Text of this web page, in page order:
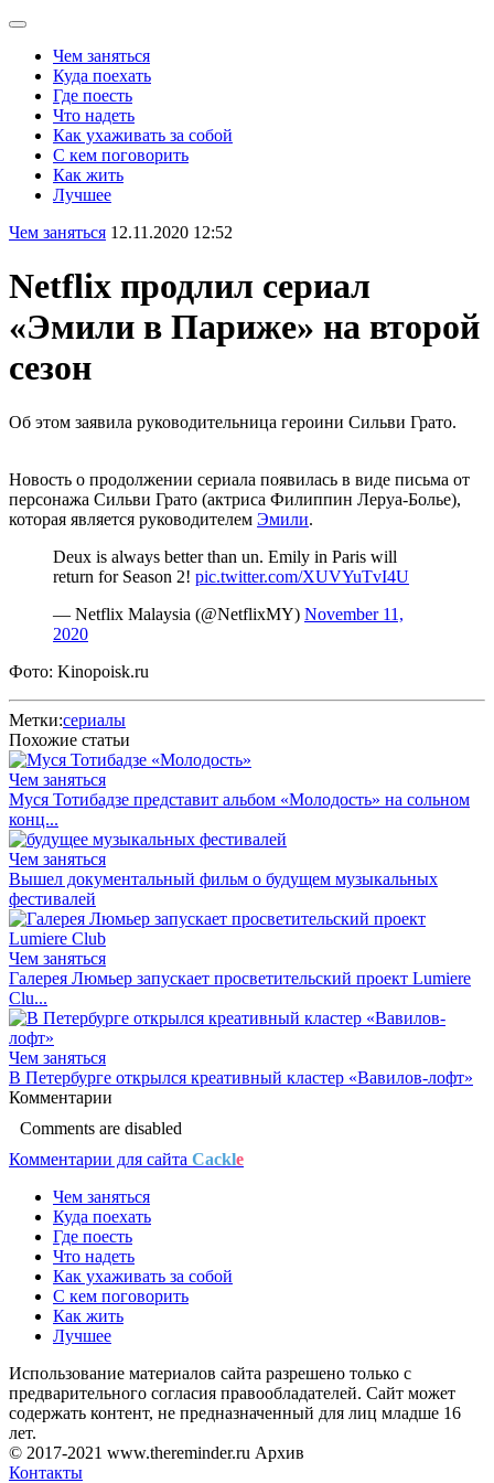
Чем заняться
Куда поехать
Где поесть
Что надеть
Как ухаживать за собой
С кем поговорить
Как жить
Лучшее
Чем заняться 12.11.2020 12:52
Netflix продлил сериал
«Эмили в Париже» на второй
сезон
Об этом заявила руководительница героини Сильви Грато.
Новость о продолжении сериала появилась в виде письма от
персонажа Сильви Грато (актриса Филиппин Леруа-Болье),
которая является руководителем Эмили.
Deux is always better than un. Emily in Paris will
return for Season 2! pic.twitter.com/XUVYuTvI4U
— Netflix Malaysia (@NetflixMY) November 11,
2020
Фото: Kinopoisk.ru
Метки:сериалы
Похожие статьи
Чем заняться
Муся Тотибадзе представит альбом «Молодость» на сольном
конц...
Чем заняться
Вышел документальный фильм о будущем музыкальных
фестивалей
Чем заняться
Галерея Люмьер запускает просветительский проект Lumiere
Clu...
Чем заняться
В Петербурге открылся креативный кластер «Вавилов-лофт»
Комментарии
Comments are disabled
Комментарии для сайта Cackle
Чем заняться
Куда поехать
Где поесть
Что надеть
Как ухаживать за собой
С кем поговорить
Как жить
Лучшее
Использование материалов сайта разрешено только с
предварительного согласия правообладателей. Сайт может
содержать контент, не предназначенный для лиц младше 16
лет.
© 2017-2021 www.thereminder.ru Архив
Контакты